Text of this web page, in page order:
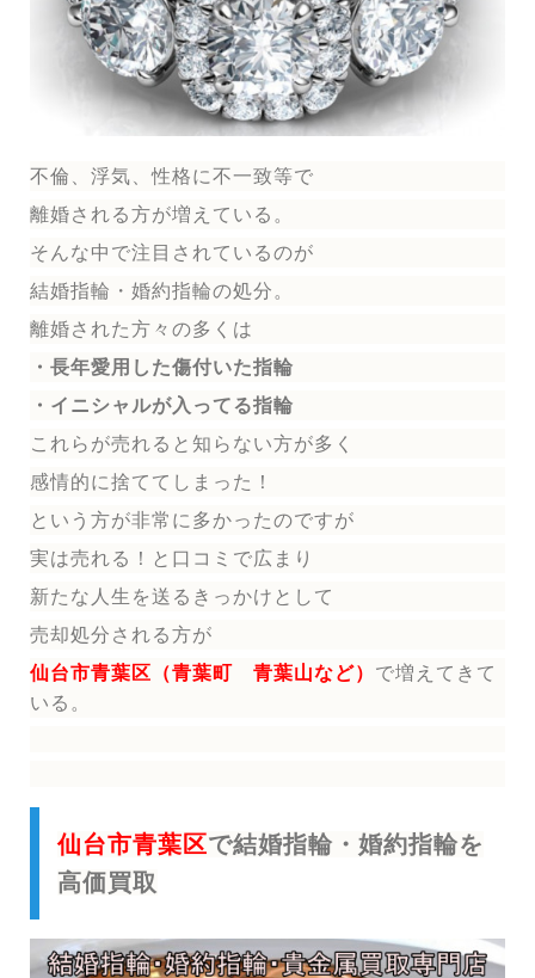
不倫、浮気、性格に不一致等で
離婚される方が増えている。
そんな中で注目されているのが
結婚指輪 ・婚約指輪の処分。
離婚された方々の多くは
・長年愛用した傷付いた指輪
・イニシャルが入ってる指輪
これらが売れると知らない方が多く
感情的に捨ててしまった！
という方が非常に多かったのですが
実は売れる！と口コミで広まり
新たな人生を送る きっかけとして
売却処分される方が
仙台市青葉区（青葉町 青葉山など） で増えてきて
いる。
仙台市青葉区で結婚指輪・婚約指輪を
高価買取